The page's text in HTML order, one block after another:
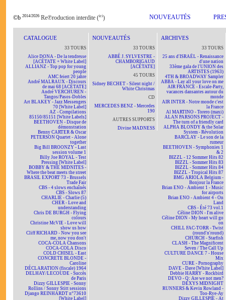
©b 2014/2026 Re℗roduction interdite (ici) NOUVEAUTÉS
CATALOGUE
33 TOURS
Alice DONA - De la tendresse
[ACÉTATE + White Label]
ALLIANZ - Top pop for young
people
AMC feiert 20 jahre
André MALRAUX - Discours
de mai 68 [ACÉTATE]
André VERCHUREN -
Tangos/Pasos-Dobles
Art BLAKEY - Jazz Messengers
70 [White Label]
AZ - Compilations
85150/85151 [White Labels]
BEETHOVEN - Disque de
démonstration
Benny CARTER & Oscar
PETERSON Quartet - Alone
together
Big Bill BROONZY - Last
session volume 1
Billy Joe ROYAL - Test
Pressing [White Label]
BOBBY & THE MIDNITES -
Where the beat meets the street
BRASIL EXPORT 73 - Brussels
Trade Fair
CBS - 4 slows enchaînés
CBS - Slows 87
CHARLIE - Charlie (5)
CHER - Love and
understanding
Chris DE BURGH - Flying
colours
Christine McVIE - Love will
show us how
Cliff RICHARD - Now you see
me, now you don't
COCA-COLA Chansons
COCA-COLA Disco
COLD CHISEL - East
CONCRETE BLONDE -
Caroline
DÉCLARATION (fiscale) 1964
DELHAY/LECOUDE - Succès
de Paris
Dizzy GILLESPIE - Sonny
Rollins / Sonny Stitt sessions
Django REINHARDT n°73610
[White Label]
NOUVEAUTÉS
33 TOURS
ABBÉ J. SYLVESTRE -
CHAMBORIGAUD
[ACÉTATE]
45 TOURS
Sidney BECHET - Silent night /
White Christmas
CD
MERCEDES BENZ - Mercedes
190
AUTRES SUPPORTS
Divine MADNESS
ARCHIVES
33 TOURS
25 ans d'ISRAËL - Renaissance
d'une nation
33ème gala de l'UNION des
ARTISTES (1963)
4TH & BROADWAY Sampler
ABBA - Lay all your love on me
AIR FRANCE - Escale-Party,
vacances dansantes autour du
monde
AIR INTER - Notre monde c'est
la France
Al MARTINO - Torero (maxi)
ALAN PARSONS PROJECT -
The turn of a friendly card
ALPHA BLONDY & the Solar
System - Révolution
BARCLAY - Le son de la
rumeur
BEETHOVEN - Symphonies 1
& 2
BIZZL - 12 Sommer Hits 82
BIZZL - Sommer Hits 83
BIZZL - Sommer Hits 84
BIZZL - Tropical Hits 87
BMG ARIOLA Belgium -
Bonjour la France
Brian ENO - Ambient 1 - Music
for airports
Brian ENO - Ambient 4 - On
Land
CBS - Été 73 vol.1
Céline DION - I'm alive
Céline DION - My heart will go
on
CHILL FAC-TORR - Twist
(round'n'round)
CHURCH - Starfish
CLASH - The Magnificent
Seven / The Call Up
CULTURE DANCE 7 - House
Mix
CURE - Pornography
DAVE - Dave [White Label]
Debbie HARRY - Rockbird
DEVO - Q: Are we not men?
DEXYS MIDNIGHT
RUNNERS & Kevin Rowland -
Too-Rye-Ay
Dizzy GILLESPIE - At